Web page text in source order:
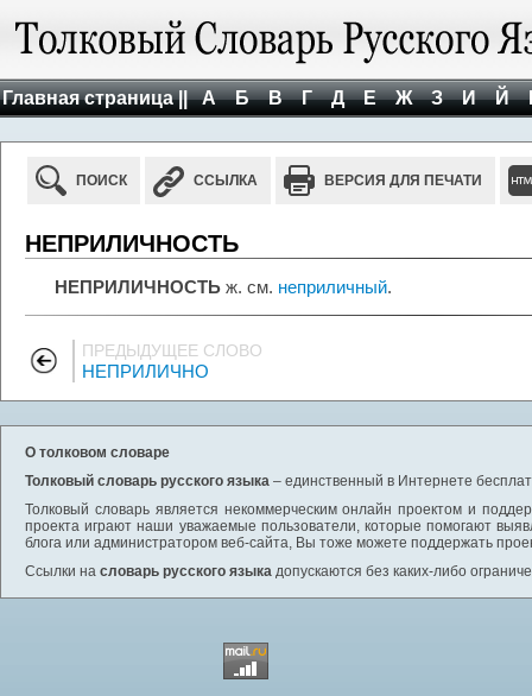
Главная страница || А Б В Г Д Е Ж З И Й
ПОИСК ССЫЛКА ВЕРСИЯ ДЛЯ ПЕЧАТИ
НЕПРИЛИЧНОСТЬ
НЕПРИЛИЧНОСТЬ ж. см. неприличный.
ПРЕДЫДУЩЕЕ СЛОВО
НЕПРИЛИЧНО
О толковом словаре
Толковый словарь русского языка – единственный в Интернете
Толковый словарь является некоммерческим онлайн проектом и
проекта играют наши уважаемые пользователи, которые помогают
блога или администратором веб-сайта, Вы тоже можете поддержать
Ссылки на словарь русского языка допускаются без каких-либо